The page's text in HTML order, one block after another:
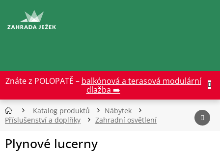
obsah
Znáte z POLOPATĚ – balkónová a terasová modulární
dlažba ➡️
Katalog produktů
Nábytek
Příslušenství a doplňky
Zahradní osvětlení
Plynové lucerny